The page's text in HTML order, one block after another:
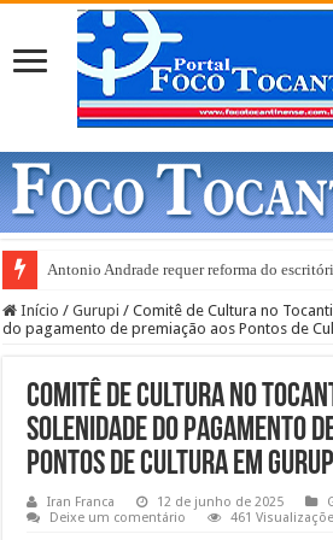
Antonio Andrade requer reforma do
Gurupi e anuncia abertura de 20 leitos de
Início / Gurupi / Comitê de Cultura no
do pagamento de premiação aos Pontos de
Comitê de Cultura no
solenidade do pagamento
Pontos de Cultura em
Iran Franca 12 de junho de 2025
Deixe um comentário
461